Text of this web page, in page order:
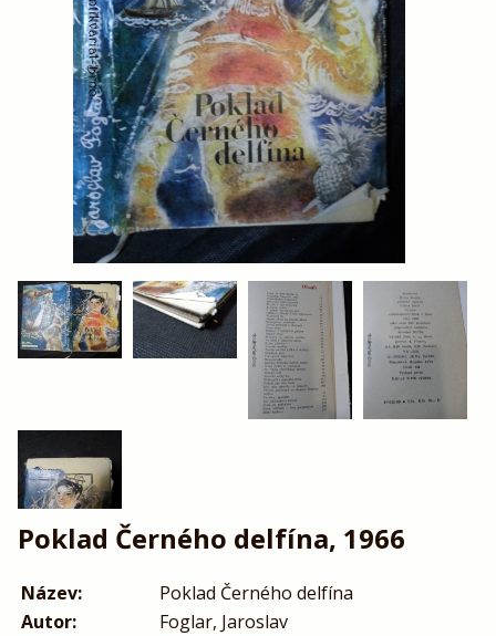
Poklad Černého delfína, 1966
Název:
Poklad Černého delfína
Autor:
Foglar, Jaroslav